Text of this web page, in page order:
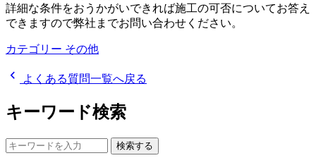
詳細な条件をおうかがいできれば施工の可否についてお答え
できますので弊社までお問い合わせください。
カテゴリー その他
chevron_left よくある質問一覧へ戻る
キーワード検索
検索する